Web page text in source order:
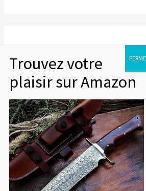
Point rouge pour fusil de chasse et tir
Comment désosser et préparer un cuissot
Accords mets et vins : que boire avec du
Cuisson basse température du gibier :
Gibier à plumes : comment le préparer et